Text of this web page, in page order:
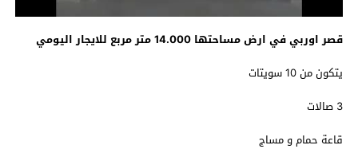
قصر اوربي في ارض مساحتها 14.000 متر مربع للايجار اليومي
يتكون من 10 سويتات
3 صالات
قاعة حمام و مساج